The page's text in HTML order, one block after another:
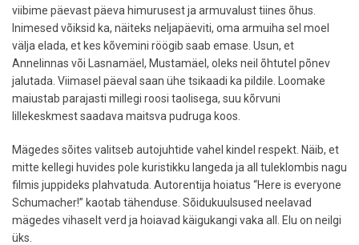
viibime päevast päeva himurusest ja armuvalust tiines õhus.
Inimesed võiksid ka, näiteks neljapäeviti, oma armuiha sel moel
välja elada, et kes kõvemini röögib saab emase. Usun, et
Annelinnas või Lasnamäel, Mustamäel, oleks neil õhtutel põnev
jalutada. Viimasel päeval saan ühe tsikaadi ka pildile. Loomake
maiustab parajasti millegi roosi taolisega, suu kõrvuni
lillekeskmest saadava maitsva pudruga koos.
Mägedes sõites valitseb autojuhtide vahel kindel respekt. Näib, et
mitte kellegi huvides pole kuristikku langeda ja all tuleklombis nagu
filmis juppideks plahvatuda. Autorentija hoiatus “Here is everyone
Schumacher!” kaotab tähenduse. Sõidukuulsused neelavad
mägedes vihaselt verd ja hoiavad käigukangi vaka all. Elu on neilgi
üks.